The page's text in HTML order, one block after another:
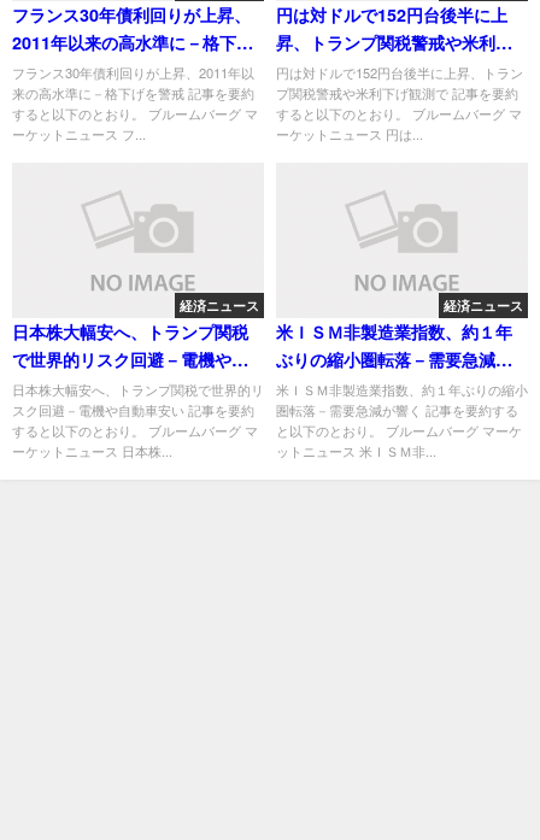
フランス30年債利回りが上昇、
2011年以来の高水準に－格下げ
を警戒
フランス30年債利回りが上昇、2011年以
来の高水準に－格下げを警戒 記事を要約
すると以下のとおり。 ブルームバーグ マ
ーケットニュース フ...
円は対ドルで152円台後半に上
昇、トランプ関税警戒や米利下
げ観測で
円は対ドルで152円台後半に上昇、トラン
プ関税警戒や米利下げ観測で 記事を要約
すると以下のとおり。 ブルームバーグ マ
ーケットニュース 円は...
経済ニュース
日本株大幅安へ、トランプ関税
で世界的リスク回避－電機や自
動車安い
日本株大幅安へ、トランプ関税で世界的リ
スク回避－電機や自動車安い 記事を要約
すると以下のとおり。 ブルームバーグ マ
ーケットニュース 日本株...
経済ニュース
米ＩＳＭ非製造業指数、約１年
ぶりの縮小圏転落－需要急減が
響く
米ＩＳＭ非製造業指数、約１年ぶりの縮小
圏転落－需要急減が響く 記事を要約する
と以下のとおり。 ブルームバーグ マーケ
ットニュース 米ＩＳＭ非...